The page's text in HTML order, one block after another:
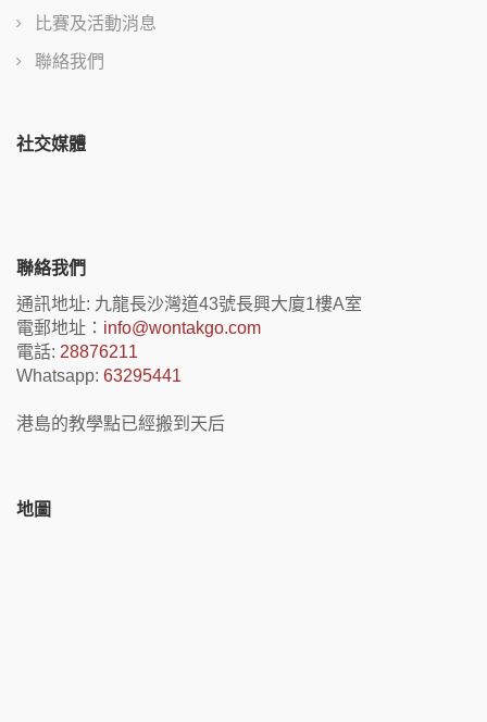
比賽及活動消息
聯絡我們
社交媒體
聯絡我們
通訊地址: 九龍長沙灣道43號長興大廈1樓A室
電郵地址： info@wontakgo.com
電話: 28876211
Whatsapp: 63295441
港島的教學點已經搬到天后
地圖